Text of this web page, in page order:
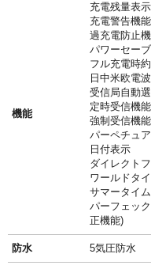
機能
充電残量表
充電警告機能
過充電防止
パワーセー
フル充電時
日中米欧電
受信局自動
定時受信機能
強制受信機能
パーペチュ
日付表示
ダイレクト
ワールドタ
サマータイ
パーフェッ
正機能)
防水 5気圧防水